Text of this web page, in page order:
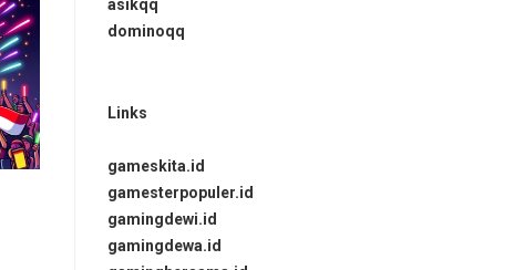
asikqq
dominoqq
Links
gameskita.id
gamesterpopuler.id
gamingdewi.id
gamingdewa.id